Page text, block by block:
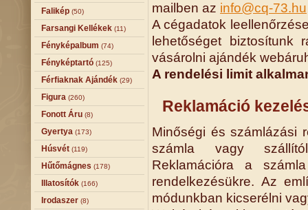
Falikép (50)
Farsangi Kellékek (11)
Fényképalbum (74)
Fényképtartó (125)
Férfiaknak Ajándék (29)
Figura (260)
Fonott Áru (8)
Gyertya (173)
Húsvét (119)
Hűtőmágnes (178)
Illatosítók (166)
Irodaszer (8)
mailben az info@cq-73.hu
A cégadatok
lehetőséget biztosítunk
vásárolni ajándék
A rendelési limit
Reklamáció
Minőségi és számlázási
számla vagy
Reklamációra a
rendelkezésükre. Az
módunkban kicserélni